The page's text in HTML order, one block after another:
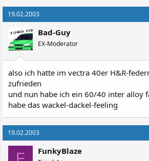
19.02.2003
Bad-Guy
EX-Moderator
also ich hatte im vectra 40er H&R-
zufrieden
und nun habe ich ein 60/40 inter alloy
habe das wackel-dackel-feeling
19.02.2003
F FunkyBlaze